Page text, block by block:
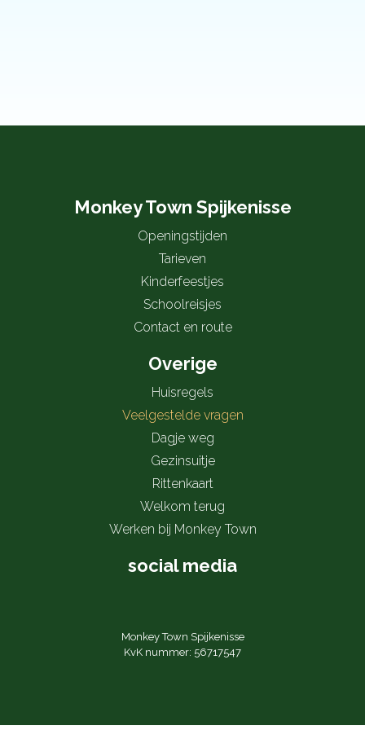
Monkey Town Spijkenisse
Openingstijden
Tarieven
Kinderfeestjes
Schoolreisjes
Contact en route
Overige
Huisregels
Veelgestelde vragen
Dagje weg
Gezinsuitje
Rittenkaart
Welkom terug
Werken bij Monkey Town
social media
Monkey Town Spijkenisse
KvK nummer: 56717547